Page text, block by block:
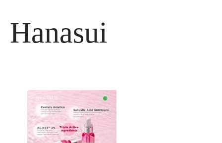
Hanasui